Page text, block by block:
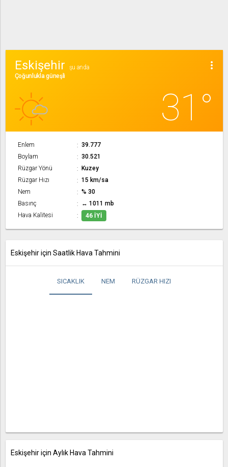
more_vert
Eskişehir
şu anda
Çoğunlukla güneşli
31°
Enlem
39.777
Boylam
30.521
Rüzgar Yönü
Kuzey
Rüzgar Hızı
15 km/sa
Nem
% 30
Basınç
↔ 1011 mb
Hava Kalitesi
46 İYI
Eskişehir için Saatlik Hava Tahmini
SICAKLIK NEM RÜZGAR HIZI
Eskişehir için Aylık Hava Tahmini